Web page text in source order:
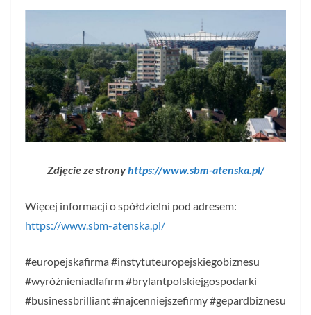
Zdjęcie ze stronyhttps://www.sbm-atenska.pl/
Więcej informacji o spółdzielni pod adresem:
https://www.sbm-atenska.pl/
#europejskafirma #instytuteuropejskiegobiznesu
#wyróżnieniadlafirm #brylantpolskiejgospodarki
#businessbrilliant #najcenniejszefirmy #gepardbiznesu